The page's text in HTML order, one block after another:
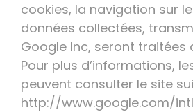
cookies, la navigation sur le
données collectées,
Google Inc, seront traitées
Pour plus d’informations,
peuvent consulter le site
http://www.google.com/